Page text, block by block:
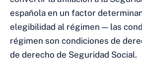
española en un factor
elegibilidad al régimen — las
régimen son condiciones de
de derecho de Seguridad Social.